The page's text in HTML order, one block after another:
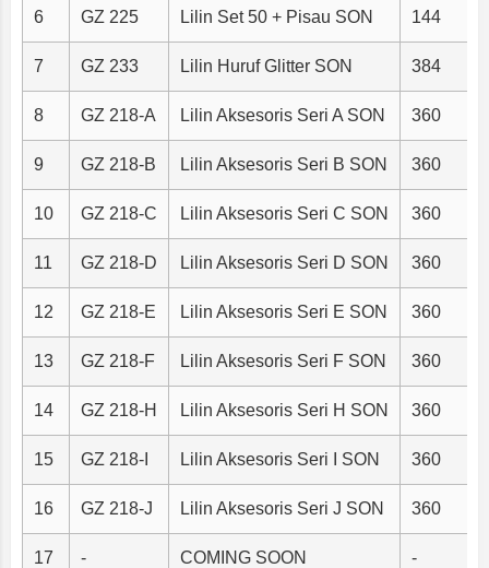
6 GZ 225 Lilin Set 50 + Pisau SON 144
7 GZ 233 Lilin Huruf Glitter SON 384
8 GZ 218-A Lilin Aksesoris Seri A SON 360
9 GZ 218-B Lilin Aksesoris Seri B SON 360
10 GZ 218-C Lilin Aksesoris Seri C SON 360
11 GZ 218-D Lilin Aksesoris Seri D SON 360
12 GZ 218-E Lilin Aksesoris Seri E SON 360
13 GZ 218-F Lilin Aksesoris Seri F SON 360
14 GZ 218-H Lilin Aksesoris Seri H SON 360
15 GZ 218-I Lilin Aksesoris Seri I SON 360
16 GZ 218-J Lilin Aksesoris Seri J SON 360
17 - COMING SOON -